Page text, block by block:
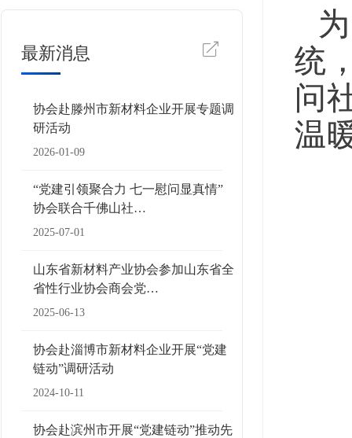
最新消息
协会赴滕州市新材料企业开展专题调
研活动
2026-01-09
“党建引领聚合力 七一慰问显真情”
协会联合千佛山社…
2025-07-01
山东省新材料产业协会参加山东省全
省性行业协会商会党…
2025-06-13
协会赴淄博市新材料企业开展“党建
链动”调研活动
2024-10-11
协会赴滨州市开展“党建链动”推动先
统
问
温